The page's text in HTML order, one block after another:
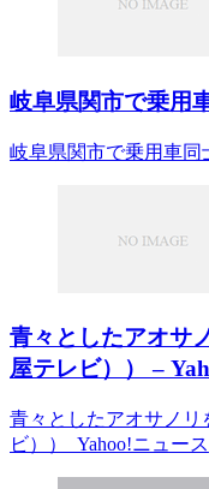
岐阜県関市で乗用
岐阜県関市で乗用車同
青々としたアオサ
屋テレビ）） –
青々としたアオサノリ
ビ）） Yahoo!ニュース